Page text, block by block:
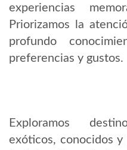
experiencias
Priorizamos la
profundo
preferencias y gustos.
Exploramos
exóticos, conocidos